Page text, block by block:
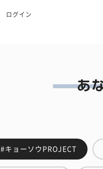
ログイン
#キョーソウPROJECT